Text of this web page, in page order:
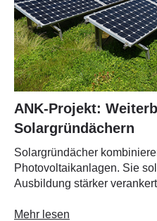
ANK-Projekt:
Solargründächern
Solargründächer
Photovoltaikanlagen. Sie
Ausbildung stärker
Mehr lesen